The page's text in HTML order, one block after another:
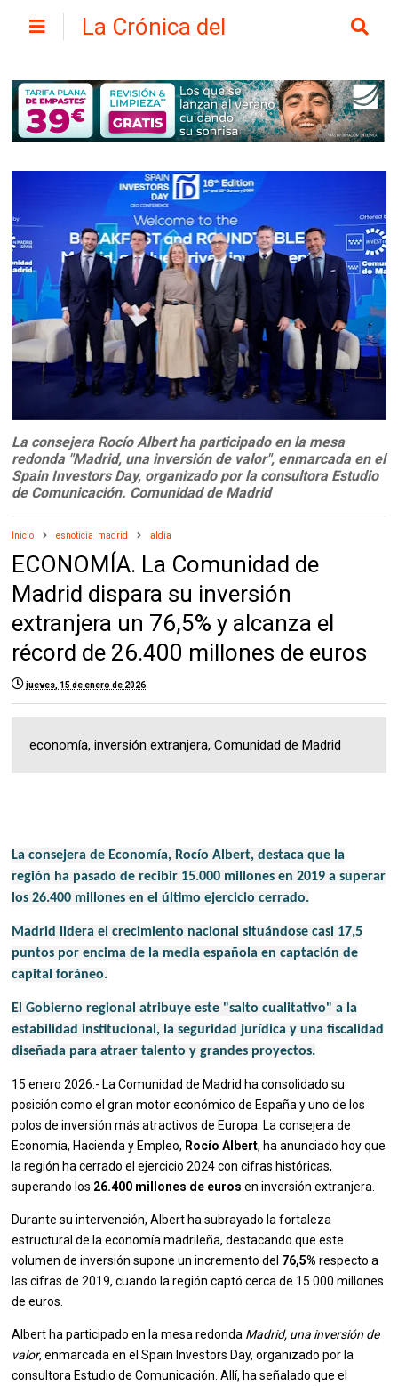
La Crónica del
La consejera Rocío Albert ha participado en la mesa
redonda "Madrid, una inversión de valor", enmarcada en el
Spain Investors Day, organizado por la consultora Estudio
de Comunicación. Comunidad de Madrid
Inicio esnoticia_madrid aldia
ECONOMÍA. La Comunidad de
Madrid dispara su inversión
extranjera un 76,5% y alcanza el
récord de 26.400 millones de euros
jueves, 15 de enero de 2026
economía, inversión extranjera, Comunidad de Madrid
La consejera de Economía, Rocío Albert, destaca que la
región ha pasado de recibir 15.000 millones en 2019 a superar
los 26.400 millones en el último ejercicio cerrado.
Madrid lidera el crecimiento nacional situándose casi 17,5
puntos por encima de la media española en captación de
capital foráneo.
El Gobierno regional atribuye este "salto cualitativo" a la
estabilidad institucional, la seguridad jurídica y una fiscalidad
diseñada para atraer talento y grandes proyectos.
15 enero 2026.- La Comunidad de Madrid ha consolidado su
posición como el gran motor económico de España y uno de los
polos de inversión más atractivos de Europa. La consejera de
Economía, Hacienda y Empleo, Rocío Albert, ha anunciado hoy que
la región ha cerrado el ejercicio 2024 con cifras históricas,
superando los 26.400 millones de euros en inversión extranjera.
Durante su intervención, Albert ha subrayado la fortaleza
estructural de la economía madrileña, destacando que este
volumen de inversión supone un incremento del 76,5% respecto a
las cifras de 2019, cuando la región captó cerca de 15.000 millones
de euros.
Albert ha participado en la mesa redonda Madrid, una inversión de
valor, enmarcada en el Spain Investors Day, organizado por la
consultora Estudio de Comunicación. Allí, ha señalado que el